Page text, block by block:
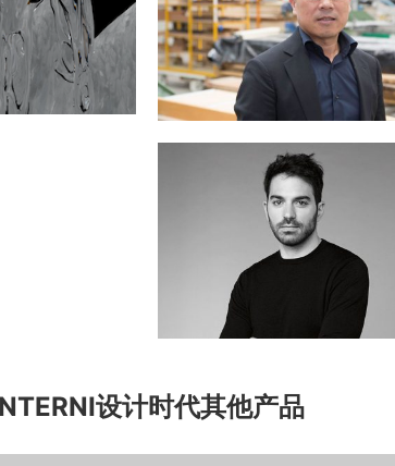
设计时代其他产品